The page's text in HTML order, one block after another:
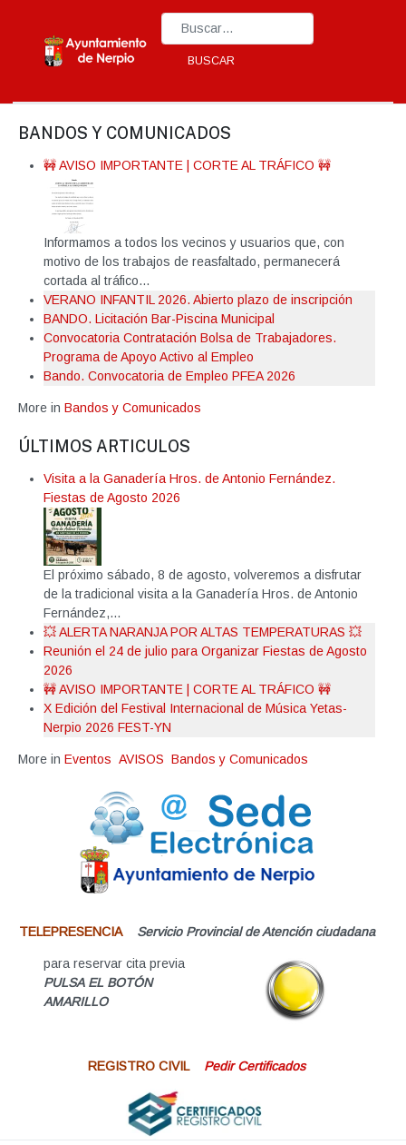
Type 2 or more characters for results.
BUSCAR
BANDOS Y COMUNICADOS
🚧 AVISO IMPORTANTE | CORTE AL TRÁFICO 🚧
Informamos a todos los vecinos y usuarios que, con
motivo de los trabajos de reasfaltado, permanecerá
cortada al tráfico...
VERANO INFANTIL 2026. Abierto plazo de inscripción
BANDO. Licitación Bar-Piscina Municipal
Convocatoria Contratación Bolsa de Trabajadores.
Programa de Apoyo Activo al Empleo
Bando. Convocatoria de Empleo PFEA 2026
More in Bandos y Comunicados
ÚLTIMOS ARTICULOS
Visita a la Ganadería Hros. de Antonio Fernández.
Fiestas de Agosto 2026
El próximo sábado, 8 de agosto, volveremos a disfrutar
de la tradicional visita a la Ganadería Hros. de Antonio
Fernández,...
💥 ALERTA NARANJA POR ALTAS TEMPERATURAS 💥
Reunión el 24 de julio para Organizar Fiestas de Agosto
2026
🚧 AVISO IMPORTANTE | CORTE AL TRÁFICO 🚧
X Edición del Festival Internacional de Música Yetas-
Nerpio 2026 FEST-YN
More in Eventos AVISOS Bandos y Comunicados
TELEPRESENCIA Servicio Provincial de Atención ciudadana
para reservar cita previa
PULSA EL BOTÓN
AMARILLO
REGISTRO CIVIL Pedir Certificados